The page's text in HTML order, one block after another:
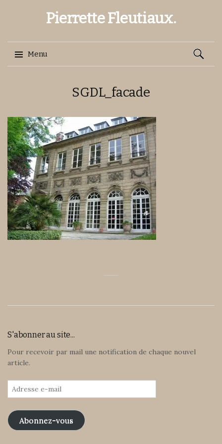
Pierrette Fleutiaux.
Menu
SGDL_facade
S'abonner au site...
Pour recevoir par mail une notification de chaque nouvel
article.
Adresse
e-
Abonnez-vous